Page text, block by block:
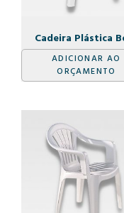
Cadeira Plástica
ADICIONAR AO
ORÇAMENTO